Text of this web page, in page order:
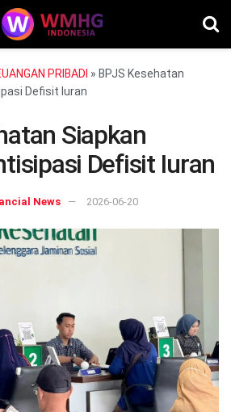
PRIBADI » BPJS Kesehatan
Defisit Iuran
Siapkan
Defisit Iuran
News 2026-06-20